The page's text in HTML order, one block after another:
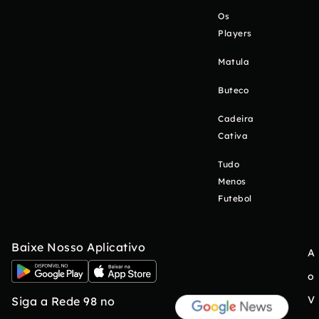
Os
Players
Matula
Buteco
Cadeira
Cativa
Tudo
Menos
Futebol
Baixe Nosso Aplicativo
Siga a Rede 98 no
A
o
V